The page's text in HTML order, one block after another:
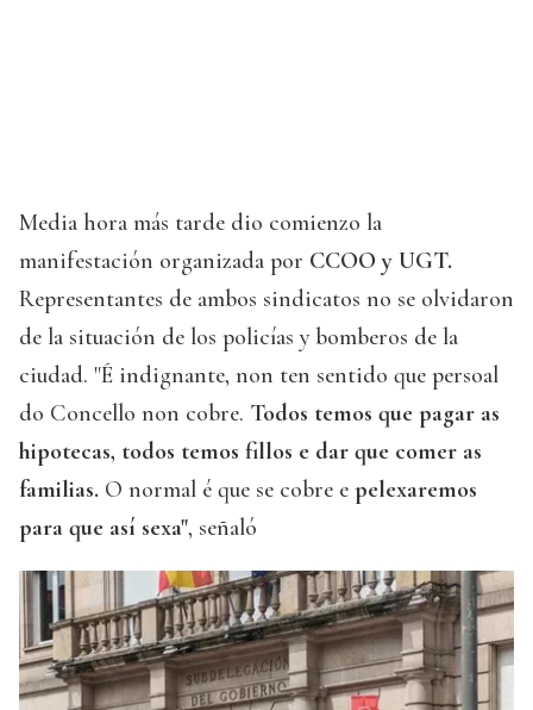
Media hora más tarde dio comienzo la
manifestación organizada por CCOO y UGT.
Representantes de ambos sindicatos no se olvidaron
de la situación de los policías y bomberos de la
ciudad. "É indignante, non ten sentido que persoal
do Concello non cobre. Todos temos que pagar as
hipotecas, todos temos fillos e dar que comer as
familias. O normal é que se cobre e pelexaremos
para que así sexa", señaló